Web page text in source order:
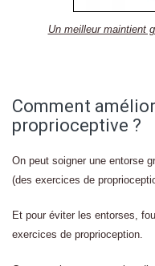
Un meilleur maintient
Comment
proprioceptive ?
On peut soigner une entorse
(des exercices de
Et pour éviter les entorses,
exercices de proprioception.